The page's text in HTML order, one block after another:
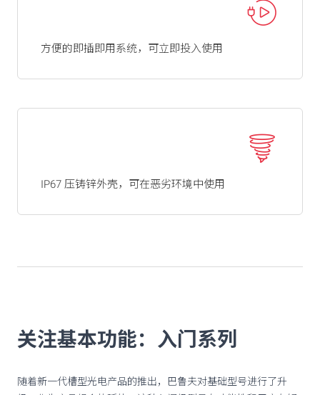
方便的即插即用系统，可立即投入使用
IP67 压铸锌外壳，可在恶劣环境中使用
关注基本功能：入门系列
随着新一代槽型光电产品的推出，巴鲁夫对基础型号进行了升